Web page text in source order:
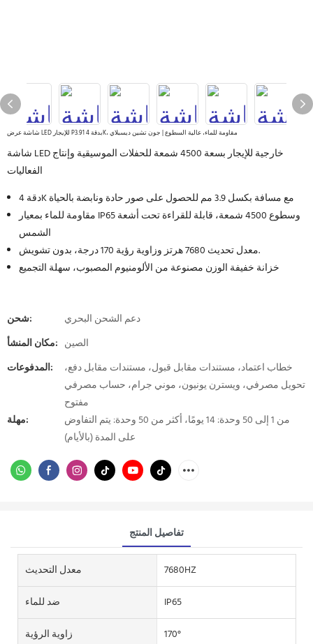
شاشة عرض LED للإيجار P3.91 بدقة 4K، مقاومة للماء، عالية السطوع | جون تشين ديسبلاي
شاشة LED خارجية للإيجار بسعة 4500 شمعة للحفلات الموسيقية وإنتاج
الفعاليات
دقة 4K مع مسافة بكسل 3.9 مم للحصول على صور حادة ونابضة بالحياة
مقاومة للماء بمعيار IP65 وسطوع 4500 شمعة، قابلة للقراءة تحت أشعة
الشمس
معدل تحديث 7680 هرتز وزاوية رؤية 170 درجة، بدون تشويش.
خزانة خفيفة الوزن مصنوعة من الألومنيوم المصبوب، سهلة التجميع
شحن:
دعم الشحن البحري
مكان المنشأ: الصين
المدفوعات:
خطاب اعتماد، مستندات مقابل قبول، مستندات مقابل دفع،
تحويل مصرفي، ويسترن يونيون، موني جرام، حساب مصرفي
مفتوح
مهلة:
من 1 إلى 50 وحدة: 14 يومًا، أكثر من 50 وحدة: يتم التفاوض
على المدة (بالأيام)
تفاصيل المنتج
معدل التحديث
7680HZ
ضد للماء
IP65
زاوية الرؤية
170°